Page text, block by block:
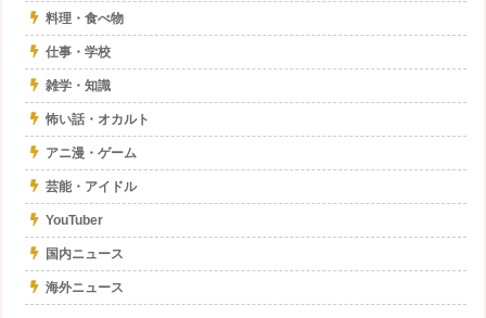
料理・食べ物
仕事・学校
雑学・知識
怖い話・オカルト
アニ漫・ゲーム
芸能・アイドル
YouTuber
国内ニュース
海外ニュース